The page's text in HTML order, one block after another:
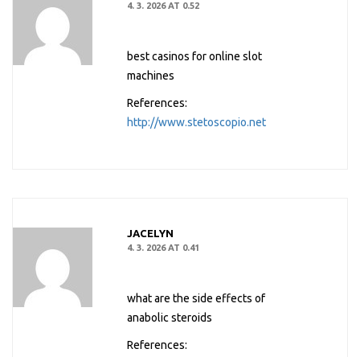
4. 3. 2026 AT 0.52
best casinos for online slot
machines
References:
http://www.stetoscopio.net
JACELYN
4. 3. 2026 AT 0.41
what are the side effects of
anabolic steroids
References: